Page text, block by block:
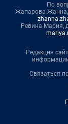
По
Жапарова Жанна,
Ревина Мария,
Редакция
Связаться